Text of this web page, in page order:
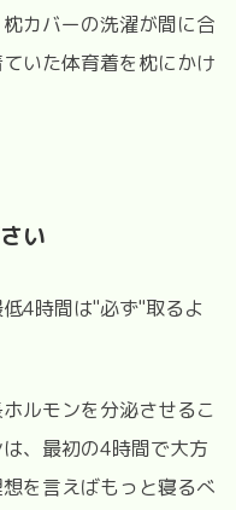
カバーの洗濯が間に合
いた体育着を枕にかけ
い
4時間は"必ず"取るよ
ルモンを分泌させるこ
、最初の4時間で大方
を言えばもっと寝るべ